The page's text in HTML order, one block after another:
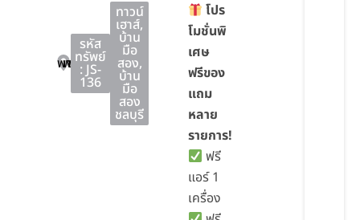
พานทอง
พานทอง
ชลบุรี
รหัส
ทรัพย์
: JS-
136
ทาวน์
เฮาส์,
บ้าน
มือ
สอง,
บ้าน
มือ
สอง
ชลบุรี
โปร
โมชั่นพิ
เศษ
ฟรีของ
แถม
หลาย
รายการ!
ฟรี
แอร์ 1
เครื่อง